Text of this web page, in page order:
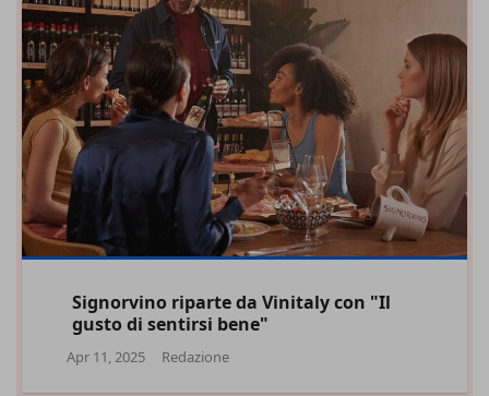
Signorvino riparte da Vinitaly con "Il
gusto di sentirsi bene"
Apr 11, 2025 Redazione